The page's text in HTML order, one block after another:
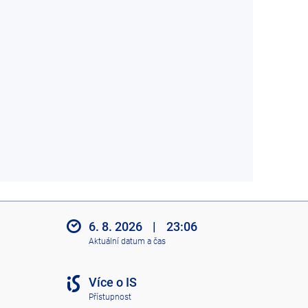
6. 8. 2026 | 23:06
Aktuální datum a čas
Více o IS
Přístupnost